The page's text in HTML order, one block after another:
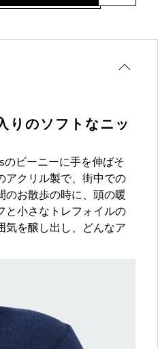
りのソフトなニッ
のビーニーに手を伸ばそ
アクリル製で、街中での
のお散歩の時に、頭の暖
と小さなトレフォイルの
気を醸し出し、どんなア